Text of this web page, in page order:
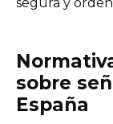
sobre
España